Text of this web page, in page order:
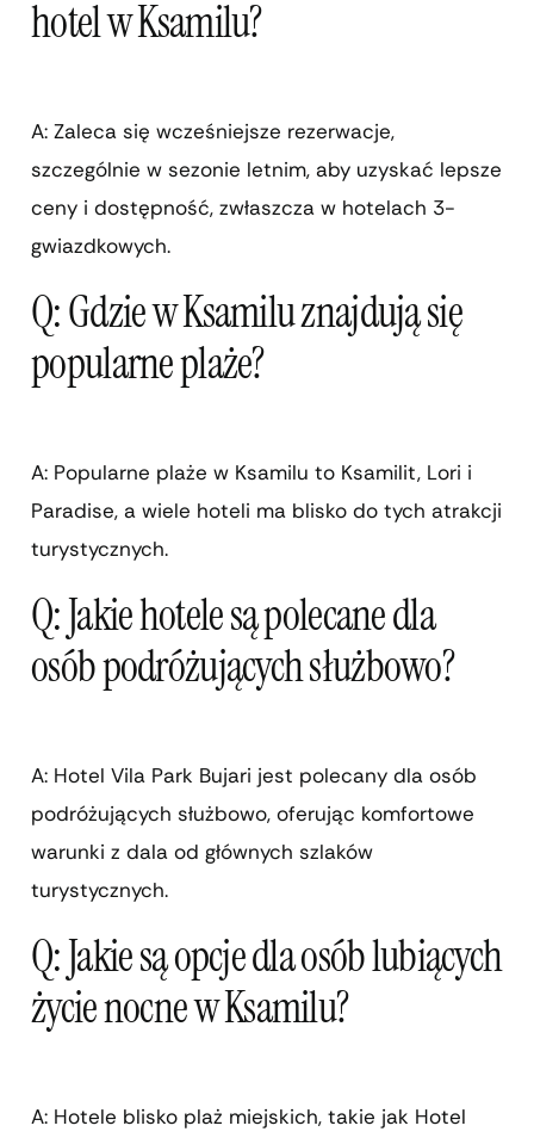
hotel w Ksamilu?
A: Zaleca się wcześniejsze rezerwacje,
szczególnie w sezonie letnim, aby uzyskać lepsze
ceny i dostępność, zwłaszcza w hotelach 3-
gwiazdkowych.
Q: Gdzie w Ksamilu znajdują się
popularne plaże?
A: Popularne plaże w Ksamilu to Ksamilit, Lori i
Paradise, a wiele hoteli ma blisko do tych atrakcji
turystycznych.
Q: Jakie hotele są polecane dla
osób podróżujących służbowo?
A: Hotel Vila Park Bujari jest polecany dla osób
podróżujących służbowo, oferując komfortowe
warunki z dala od głównych szlaków
turystycznych.
Q: Jakie są opcje dla osób lubiących
życie nocne w Ksamilu?
A: Hotele blisko plaż miejskich, takie jak Hotel